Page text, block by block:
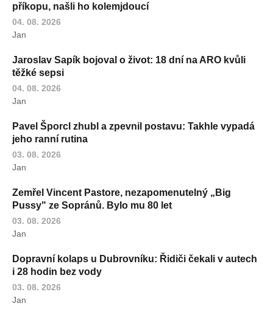
příkopu, našli ho kolemjdoucí
04. 08. 2026
Jan
Jaroslav Sapík bojoval o život: 18 dní na ARO kvůli
těžké sepsi
04. 08. 2026
Jan
Pavel Šporcl zhubl a zpevnil postavu: Takhle vypadá
jeho ranní rutina
03. 08. 2026
Jan
Zemřel Vincent Pastore, nezapomenutelný „Big
Pussy" ze Sopránů. Bylo mu 80 let
03. 08. 2026
Jan
Dopravní kolaps u Dubrovníku: Řidiči čekali v autech
i 28 hodin bez vody
03. 08. 2026
Jan